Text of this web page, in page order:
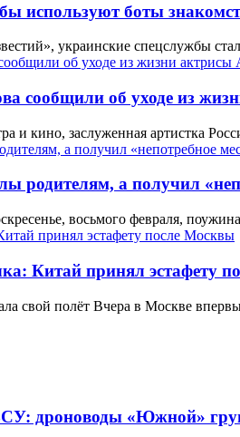
используют боты
украинские спецслужбы
сообщили об уходе из
и кино, заслуженная артистка
родителям, а получил
восьмого февраля,
Китай принял эстафету
свой полёт Вчера в Москве
дроноводы «Южной»